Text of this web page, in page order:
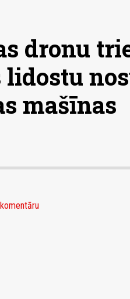
dronu
mašīnas